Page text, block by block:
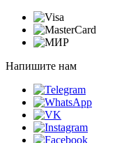
Напишите нам